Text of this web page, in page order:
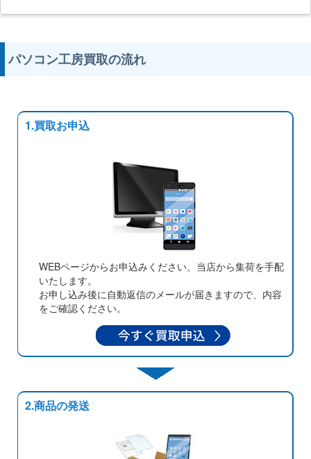
パソコン工房買取の流れ
1.買取お申込
WEBページからお申込みください。当店から集荷を手配
いたします。
お申し込み後に自動返信のメールが届きますので、内容
をご確認ください。
2.商品の発送